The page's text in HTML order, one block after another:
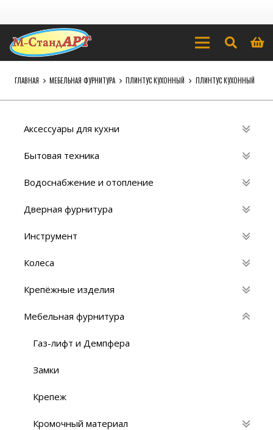
ГЛАВНАЯ МЕБЕЛЬНАЯ ФУРНИТУРА ПЛИНТУС КУХОННЫЙ ПЛИНТУС КУХОННЫЙ
Аксессуары для кухни
Бытовая техника
Водоснабжение и отопление
Дверная фурнитура
Инструмент
Колеса
Крепёжные изделия
Мебельная фурнитура
Газ-лифт и Демпфера
Замки
Крепеж
Кромочный материал